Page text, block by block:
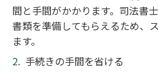
間と手間がかかります。司法書
書類を準備してもらえるため、
ます。
手続きの手間を省ける